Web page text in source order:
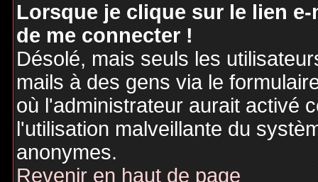
Lorsque je clique sur le lien
de me connecter !
Désolé, mais seuls les
mails à des gens via le
où l'administrateur aurait activé
l'utilisation malveillante du
anonymes.
Revenir en haut de page